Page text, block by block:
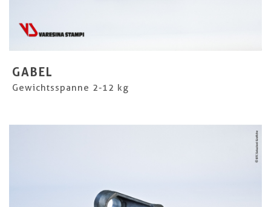
GABEL
Gewichtsspanne 2-12 kg